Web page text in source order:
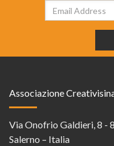
Associazione
Via Onofrio Galdieri, 8 -
Salerno – Italia